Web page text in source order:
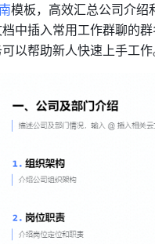
模板，高效汇总公司介绍
中插入常用工作群聊的
以帮助新人快速上手工作